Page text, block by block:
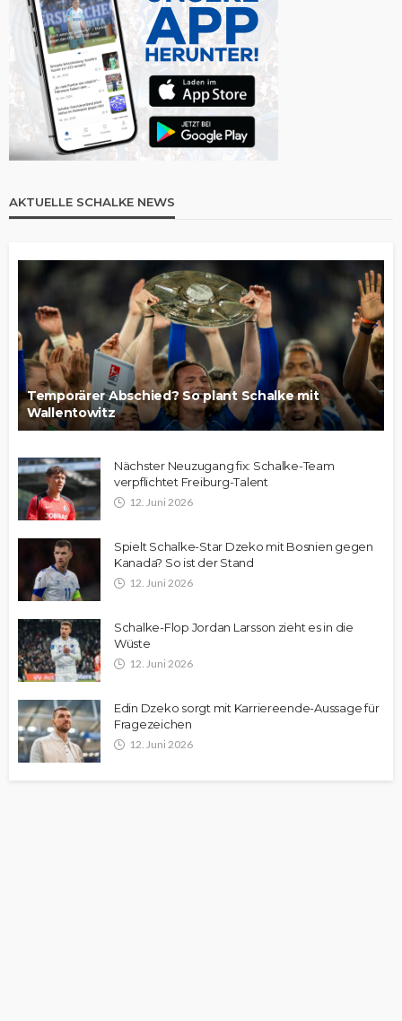
AKTUELLE SCHALKE NEWS
Temporärer Abschied? So plant Schalke mit
Wallentowitz
Nächster Neuzugang fix: Schalke-Team
verpflichtet Freiburg-Talent
12. Juni 2026
Spielt Schalke-Star Dzeko mit Bosnien gegen
Kanada? So ist der Stand
12. Juni 2026
Schalke-Flop Jordan Larsson zieht es in die
Wüste
12. Juni 2026
Edin Dzeko sorgt mit Karriereende-Aussage für
Fragezeichen
12. Juni 2026